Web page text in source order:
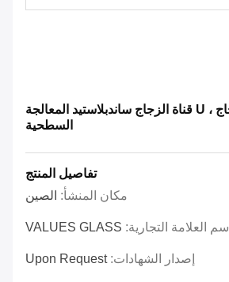
واضح U الملف الزجاج ، U قناة الزجاج ساندبلاستيد المعالجة
السطحية
تفاصيل المنتج
مكان المنشأ: الصين
اسم العلامة التجارية: VALUES GLASS
إصدار الشهادات:Upon Request